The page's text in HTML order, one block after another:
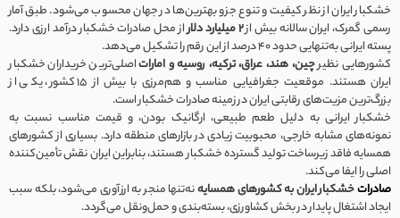
خشکبار ایران از نظر کیفیت و تنوع جزو بهترین‌ها در جهان محسوب می‌شود. طبق آمار
رسمی گمرک، ایران سالانه بیش از2 میلیارد دلار
از محل صادرات خشکبار درآمد ارزی دارد.
پسته ایرانی به‌تنهایی حدود 40 درصد از این رقم را تشکیل می‌دهد.
کشورهایی نظیرچین، هند، عراق، ترکیه، روسیه و اماراتاصلی‌ترین خریداران خشکبار
ایران هستند. موقعیت جغرافیایی مناسب و هم‌مرزی با بیش از 15 کشور، یکی از
بزرگ‌ترین مزیت‌های رقابتی ایران در زمینه صادرات خشکبار است.
خشکبار ایرانی به دلیل طعم طبیعی، ارگانیک بودن، و قیمت مناسب نسبت به
نمونه‌های مشابه خارجی، محبوبیت زیادی در بازارهای منطقه دارد. بسیاری از کشورهای
همسایه فاقد زیرساخت تولید گسترده خشکبار هستند، بنابراین ایران نقش تأمین‌کننده
اصلی را ایفا می‌کند.
صادراتخشکبار ایران به کشورهای همسایهنه‌تنها منجر به ارزآوری می‌شود، بلکه سبب
ایجاد اشتغال پایدار در بخش کشاورزی، بسته‌بندی و حمل‌ونقل می‌گردد.